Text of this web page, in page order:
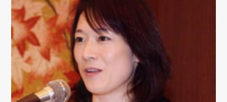
リンク
会員専用ページ
English